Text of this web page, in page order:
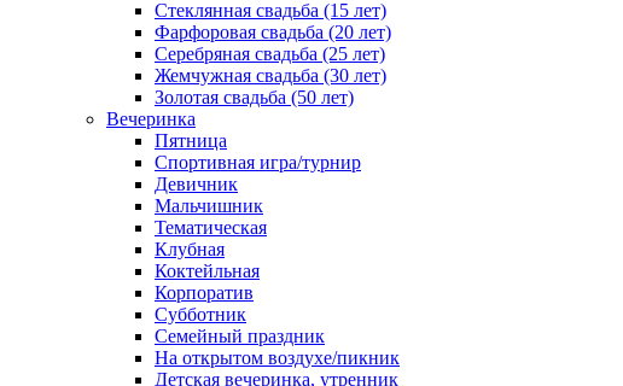
Стеклянная свадьба (15 лет)
Фарфоровая свадьба (20 лет)
Серебряная свадьба (25 лет)
Жемчужная свадьба (30 лет)
Золотая свадьба (50 лет)
Вечеринка
Пятница
Спортивная игра/турнир
Девичник
Мальчишник
Тематическая
Клубная
Коктейльная
Корпоратив
Субботник
Семейный праздник
На открытом воздухе/пикник
Детская вечеринка, утренник